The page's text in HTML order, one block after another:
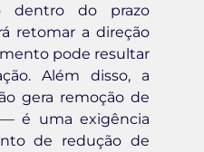
dentro do prazo
retomar a direção
pode resultar
Além disso, a
gera remoção de
é uma exigência
de redução de